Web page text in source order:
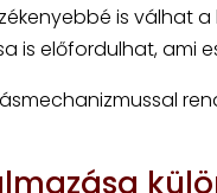
is válhat a
is előfordulhat, ami